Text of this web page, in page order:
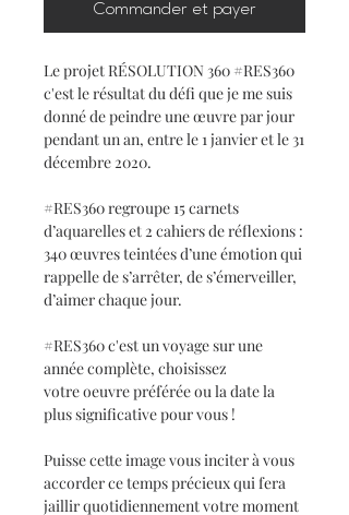
Commander et payer
Le projet RÉSOLUTION 360 #RES360
c'est le résultat du défi que je me suis
donné de peindre une œuvre par jour
pendant un an, entre le 1 janvier et le 31
décembre 2020.
#RES360 regroupe 15 carnets
d’aquarelles et 2 cahiers de réflexions :
340 œuvres teintées d’une émotion qui
rappelle de s’arrêter, de s’émerveiller,
d’aimer chaque jour.
#RES360 c'est un voyage sur une
année complète, choisissez
votre oeuvre préférée ou la date la
plus significative pour vous !
Puisse cette image vous inciter à vous
accorder ce temps précieux qui fera
jaillir quotidiennement votre moment